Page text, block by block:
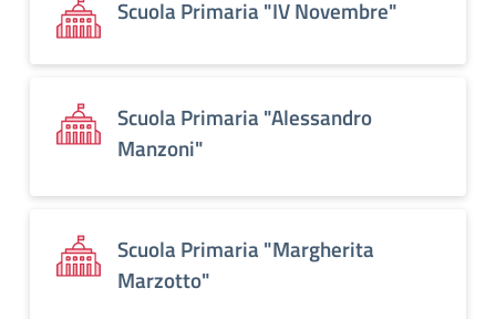
Scuola Primaria "IV Novembre"
Scuola Primaria "Alessandro
Manzoni"
Scuola Primaria "Margherita
Marzotto"